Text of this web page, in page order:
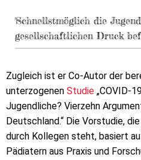
'Schnellstmöglich die
gesellschaftlichen Druck
Zugleich ist er Co-Autor der
unterzogenen Studie „COVID-
Jugendliche? Vierzehn
Deutschland.“ Die Vorstudie,
durch Kollegen steht, basiert
Pädiatern aus Praxis und